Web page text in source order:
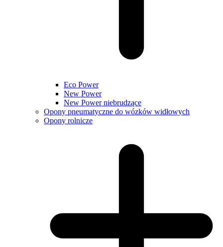
Eco Power
New Power
New Power niebrudzące
Opony pneumatyczne do wózków widłowych
Opony rolnicze